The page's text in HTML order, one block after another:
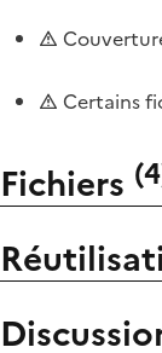
Certains
Fichiers (4